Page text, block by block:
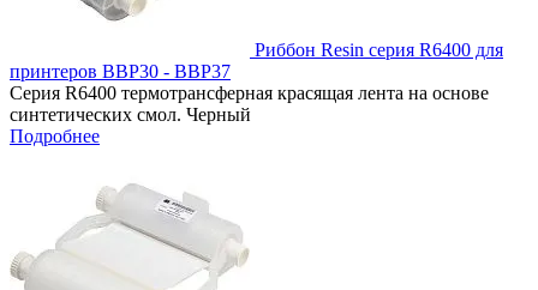
Риббон Resin серия R6400 для
принтеров ВВР30 - ВВР37
Серия R6400 термотрансферная красящая лента на основе
синтетических смол. Черный
Подробнее